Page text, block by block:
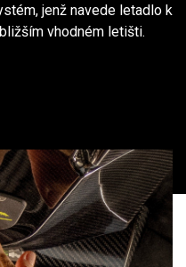
jenž navede letadlo k
vhodném letišti.